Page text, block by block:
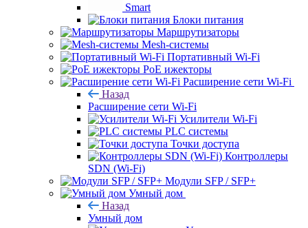
Smart
Блоки питания
Маршрутизаторы
Mesh-системы
Портативный Wi-Fi
PoE ижекторы
Расширение сети Wi‑Fi
Назад
Расширение сети Wi‑Fi
Усилители Wi-Fi
PLC системы
Точки доступа
Контроллеры
SDN (Wi-Fi)
Модули SFP / SFP+
Умный дом
Назад
Умный дом